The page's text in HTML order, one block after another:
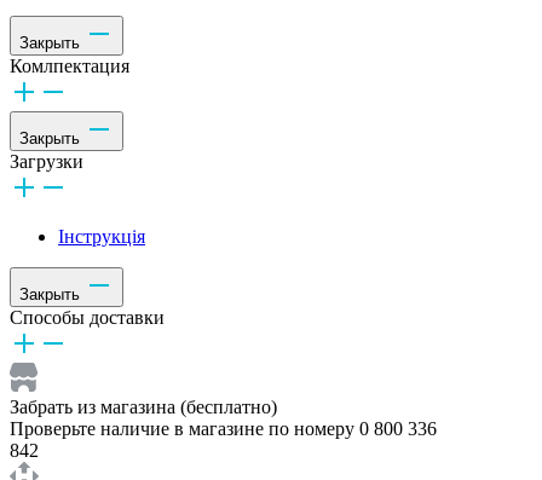
Закрыть
Комлпектация
Закрыть
Загрузки
Інструкція
Закрыть
Способы доставки
Забрать из магазина (бесплатно)
Проверьте наличие в магазине по номеру 0 800 336
842